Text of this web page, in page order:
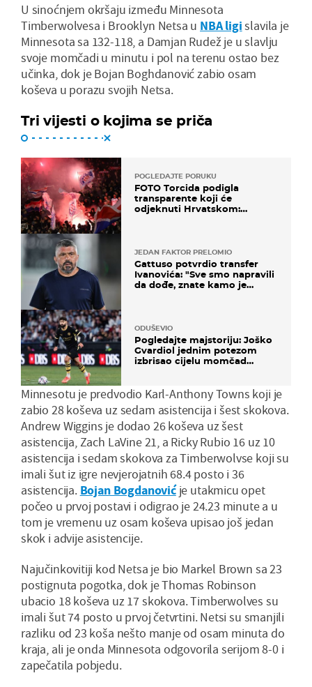
U sinoćnjem okršaju između Minnesota
Timberwolvesa i Brooklyn Netsa u NBA ligislavila je
Minnesota sa 132-118, a Damjan Rudež je u slavlju
svoje momčadi u minutu i pol na terenu ostao bez
učinka, dok je Bojan Boghdanović zabio osam
koševa u porazu svojih Netsa.
Tri vijesti o kojima se priča
POGLEDAJTE PORUKU
FOTO Torcida podigla
transparente koji će
odjeknuti Hrvatskom:
JEDAN FAKTOR PRELOMIO
Gattuso potvrdio transfer
Ivanovića: "Sve smo napravili
da dođe, znate kamo je
ODUŠEVIO
Pogledajte majstoriju: Joško
Gvardiol jednim potezom
izbrisao cijelu momčad
Minnesotu je predvodio Karl-Anthony Towns koji je
zabio 28 koševa uz sedam asistencija i šest skokova.
Andrew Wiggins je dodao 26 koševa uz šest
asistencija, Zach LaVine 21, a Ricky Rubio 16 uz 10
asistencija i sedam skokova za Timberwolvse koji su
imali šut iz igre nevjerojatnih 68.4 posto i 36
asistencija. Bojan Bogdanovićje utakmicu opet
počeo u prvoj postavi i odigrao je 24.23 minute a u
tom je vremenu uz osam koševa upisao još jedan
skok i advije asistencije.
Najučinkovitiji kod Netsa je bio Markel Brown sa 23
postignuta pogotka, dok je Thomas Robinson
ubacio 18 koševa uz 17 skokova. Timberwolves su
imali šut 74 posto u prvoj četvrtini. Netsi su smanjili
razliku od 23 koša nešto manje od osam minuta do
kraja, ali je onda Minnesota odgovorila serijom 8-0 i
zapečatila pobjedu.